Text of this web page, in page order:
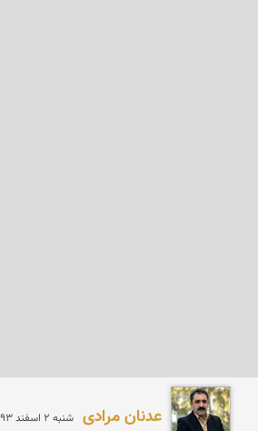
عدنان مرادی شنبه 2 اسفند 1393 | 12 سال پیش